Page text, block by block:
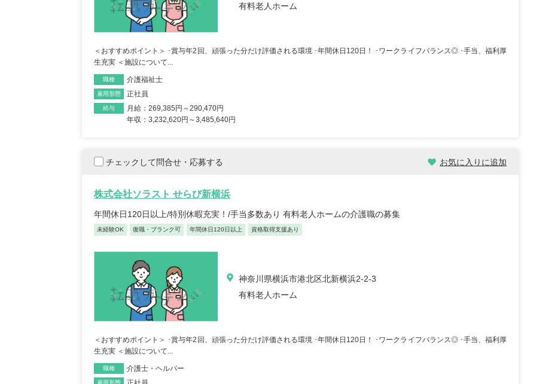
有料老人ホーム
＜おすすめポイント＞ ･賞与年2回、頑張った分だけ評価される環境 ･年間休日120日！ ･ワークライフバランス◎ ･手当、福利厚
生充実 ＜施設について...
職種 介護福祉士
雇用形態 正社員
給与
月給：269,385円～290,470円
年収：3,232,620円～3,485,640円
チェックして問合せ・応募する お気に入りに追加
株式会社ソラスト せらび新横浜
年間休日120日以上/特別休暇充実！/手当多数あり 有料老人ホームの介護職の募集
未経験OK 復職・ブランク可 年間休日120日以上 資格取得支援あり
神奈川県横浜市港北区北新横浜2-2-3
有料老人ホーム
＜おすすめポイント＞ ･賞与年2回、頑張った分だけ評価される環境 ･年間休日120日！ ･ワークライフバランス◎ ･手当、福利厚
生充実 ＜施設について...
職種 介護士・ヘルパー
雇用形態